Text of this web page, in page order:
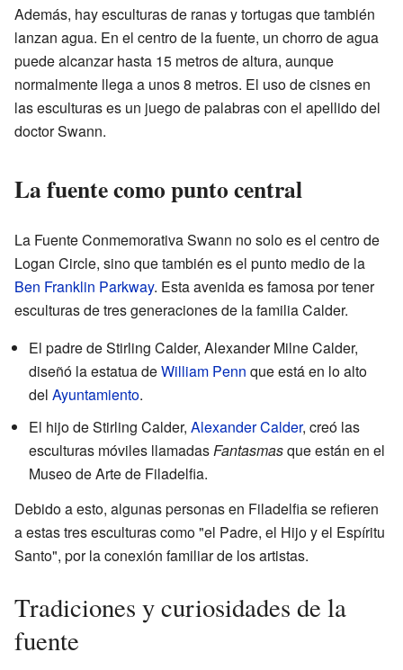
Además, hay esculturas de ranas y tortugas que también
lanzan agua. En el centro de la fuente, un chorro de agua
puede alcanzar hasta 15 metros de altura, aunque
normalmente llega a unos 8 metros. El uso de cisnes en
las esculturas es un juego de palabras con el apellido del
doctor Swann.
La fuente como punto central
La Fuente Conmemorativa Swann no solo es el centro de
Logan Circle, sino que también es el punto medio de la
Ben Franklin Parkway. Esta avenida es famosa por tener
esculturas de tres generaciones de la familia Calder.
El padre de Stirling Calder, Alexander Milne Calder,
diseñó la estatua deWilliam Penn que está en lo alto
del Ayuntamiento.
El hijo de Stirling Calder, Alexander Calder, creó las
esculturas móviles llamadasFantasmasque están en el
Museo de Arte de Filadelfia.
Debido a esto, algunas personas en Filadelfia se refieren
a estas tres esculturas como "el Padre, el Hijo y el Espíritu
Santo", por la conexión familiar de los artistas.
Tradiciones y curiosidades de la
fuente